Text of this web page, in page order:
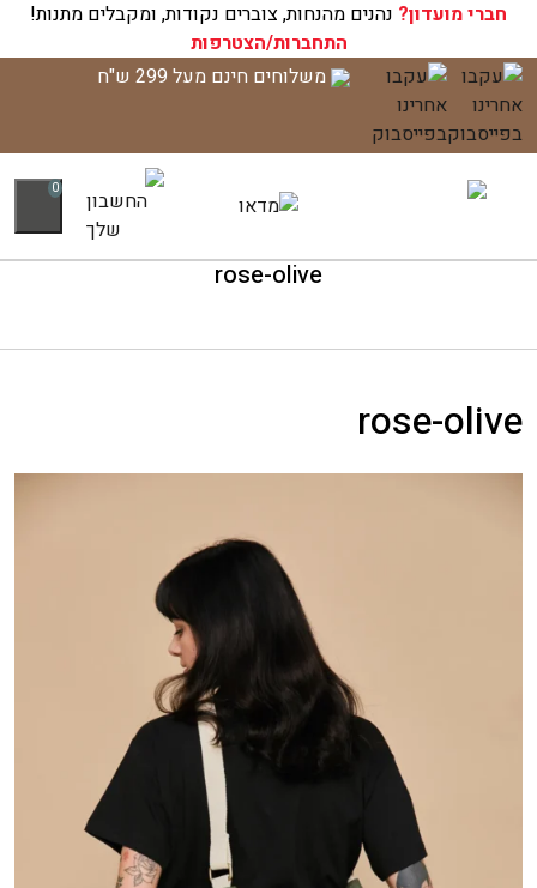
חברי מועדון? נהנים מהנחות, צוברים נקודות, ומקבלים מתנות!
התחברות/הצטרפות
דלג
לתוכן
משלוחים חינם מעל 299 ש"ח
0
עגלת הקניות שלך ריקה כעת!
rose-olive
rose-olive